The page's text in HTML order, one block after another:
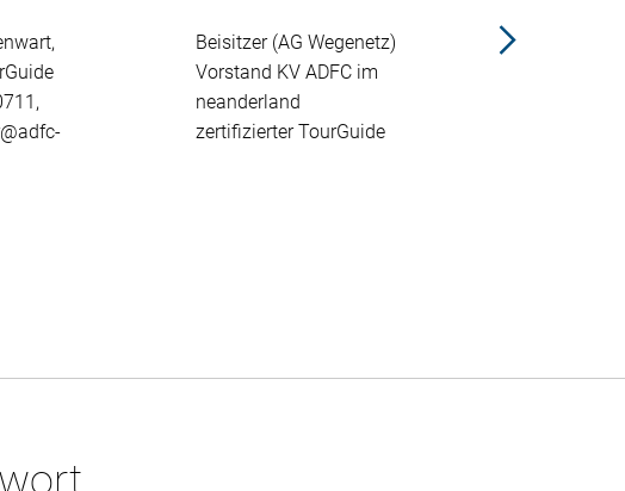
Beisitzer (AG Wegenetz)
Vorstand KV ADFC im
neanderland
zertifizierter TourGuide